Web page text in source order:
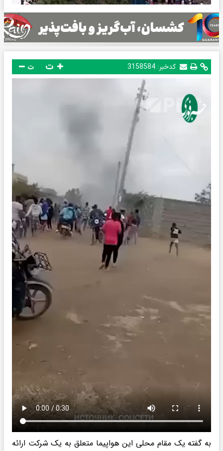
کدخبر: 3158584 ت
به گفته یک مقام محلی این هواپیما متعلق به یک شرکت ارائه